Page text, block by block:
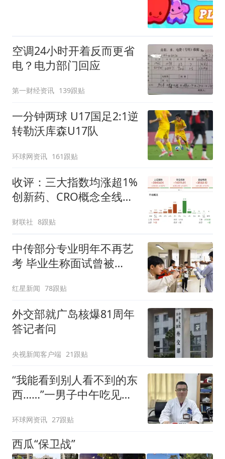
空调24小时开着反而更省
电？电力部门回应
第一财经资讯 139跟贴
一分钟两球 U17国足2:1逆
转勒沃库森U17队
环球网资讯 161跟贴
收评：三大指数均涨超1%
创新药、CRO概念全线走
财联社 8跟贴
中传部分专业明年不再艺
考 毕业生称面试曾被
遏制“艺考捷径化”
红星新闻 78跟贴
外交部就广岛核爆81周年
答记者问
央视新闻客户端 21跟贴
“我能看到别人看不到的东
西……”一男子中午吃见手
幻觉被紧急送医！
环球网资讯 27跟贴
西瓜“保卫战”